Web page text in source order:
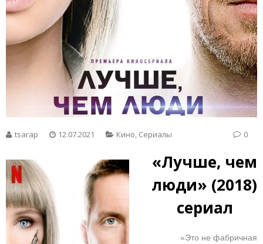
tsarap 12.07.2021 Кино, Сериалы 0
«Лучше, чем
люди» (2018)
сериал
«Это не фабричная